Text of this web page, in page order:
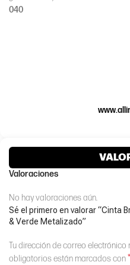
040
Valoraciones
No hay valoraciones aún.
Sé el primero en valorar “Cinta
& Verde Metalizado”
Tu dirección de correo electrónico
obligatorios están marcados con*